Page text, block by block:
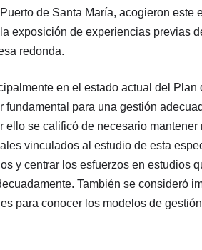
de Santa María, acogieron este
exposición de experiencias previas
redonda.
en el estado actual del
para una gestión
se calificó de necesario
vinculados al estudio de esta
y centrar los esfuerzos en estudios
También se consideró
para conocer los modelos de